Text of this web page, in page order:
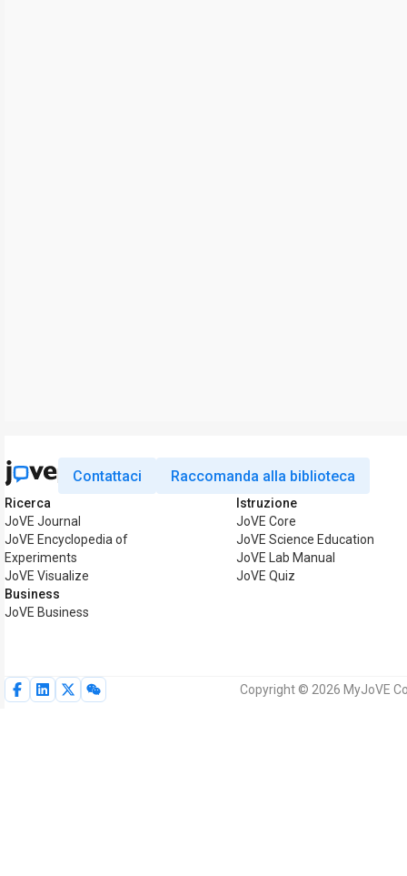
Contattaci Raccomanda alla biblioteca
Ricerca
JoVE Journal
JoVE Encyclopedia of
Experiments
JoVE Visualize
Business
JoVE Business
Istruzione
JoVE Core
JoVE Science Education
JoVE Lab Manual
JoVE Quiz
Copyright © 2026 MyJoVE